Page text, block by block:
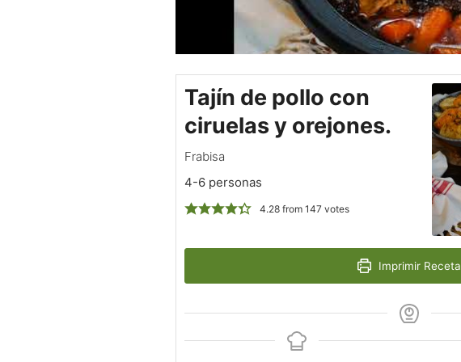
Tajín de pollo con
ciruelas y orejones.
Frabisa
4-6 personas
4.28from 147 votes
Imprimir Receta